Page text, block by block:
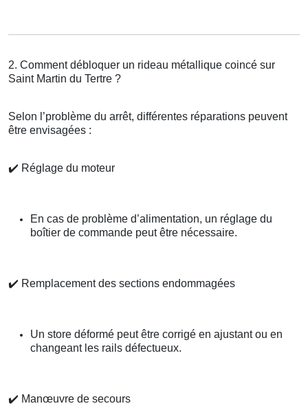
2. Comment débloquer un rideau métallique coincé sur
Saint Martin du Tertre ?
Selon l’problème du arrêt, différentes réparations peuvent
être envisagées :
✔️ Réglage du moteur
En cas de problème d’alimentation, un réglage du
boîtier de commande peut être nécessaire.
✔️ Remplacement des sections endommagées
Un store déformé peut être corrigé en ajustant ou en
changeant les rails défectueux.
✔️ Manœuvre de secours